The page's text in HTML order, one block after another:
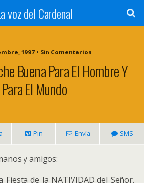
voz del Cardenal
1997 • Sin Comentarios
Buena Para El Hombre Y
Para El Mundo
Pin Envía SMS
y amigos:
Fiesta de la NATIVIDAD del Señor.